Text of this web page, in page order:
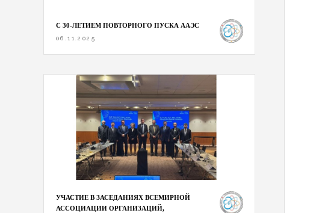
С 30-ЛЕТИЕМ ПОВТОРНОГО ПУСКА ААЭС
06.11.2025
УЧАСТИЕ В ЗАСЕДАНИЯХ ВСЕМИРНОЙ
АССОЦИАЦИИ ОРГАНИЗАЦИЙ,